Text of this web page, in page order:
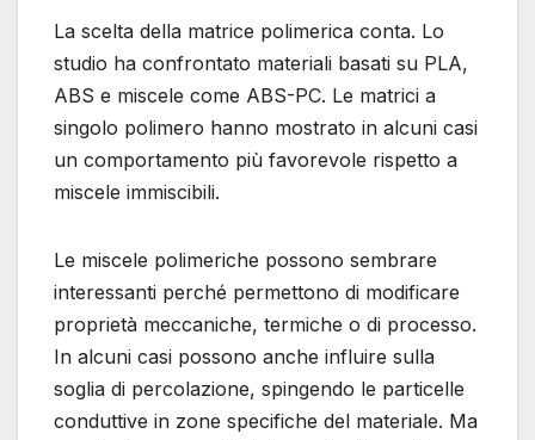
La scelta della matrice polimerica conta. Lo
studio ha confrontato materiali basati su PLA,
ABS e miscele come ABS-PC. Le matrici a
singolo polimero hanno mostrato in alcuni casi
un comportamento più favorevole rispetto a
miscele immiscibili.
Le miscele polimeriche possono sembrare
interessanti perché permettono di modificare
proprietà meccaniche, termiche o di processo.
In alcuni casi possono anche influire sulla
soglia di percolazione, spingendo le particelle
conduttive in zone specifiche del materiale. Ma